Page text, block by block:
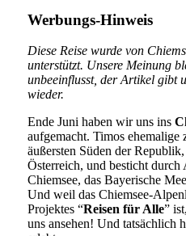
Werbungs-Hinweis
Diese Reise wurde von
unterstützt. Unsere Meinung
unbeeinflusst, der Artikel gibt
wieder.
Ende Juni haben wir uns ins
aufgemacht. Timos
äußersten Süden der
Österreich, und besticht durch
Chiemsee, das Bayerische
Und weil das Chiemsee-
Projektes “Reisen für Alle”
uns ansehen! Und tatsächlich